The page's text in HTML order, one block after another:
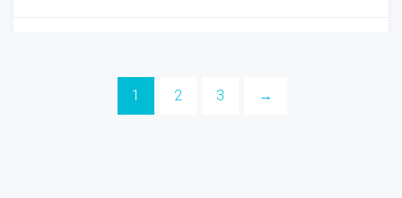
1 2 3 →